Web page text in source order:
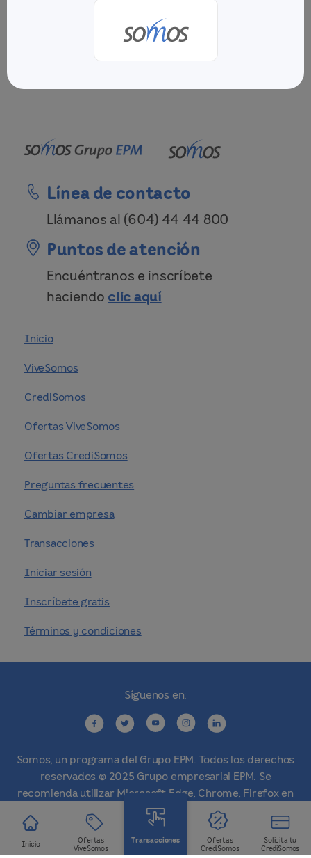
Inicio
Ofertas
ViveSomos
Transacciones
Ofertas
CrediSomos
Solicita tu
CrediSomos
Línea de contacto
Llámanos al (604) 44 44 800
Puntos de atención
Encuéntranos e inscríbete
haciendo clic aquí
Inicio
ViveSomos
CrediSomos
Ofertas ViveSomos
Ofertas CrediSomos
Preguntas frecuentes
Cambiar empresa
Transacciones
Iniciar sesión
Inscríbete gratis
Términos y condiciones
Síguenos en:
Somos, un programa del Grupo EPM. Todos los derechos
reservados © 2025 Grupo empresarial EPM. Se
recomienda utilizar Microsoft Edge, Chrome, Firefox en
una resolución de 1024 x 768 o superior.